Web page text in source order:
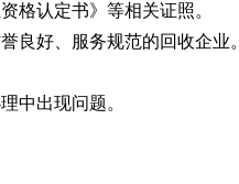
格认定书》等相关证照。
良好、服务规范的回收企业。
中出现问题。